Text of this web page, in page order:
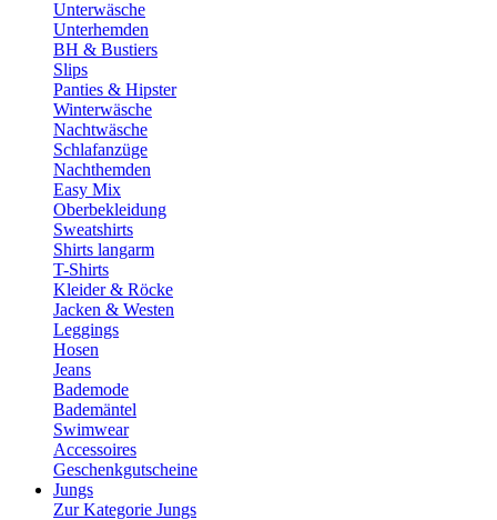
Unterwäsche
Unterhemden
BH & Bustiers
Slips
Panties & Hipster
Winterwäsche
Nachtwäsche
Schlafanzüge
Nachthemden
Easy Mix
Oberbekleidung
Sweatshirts
Shirts langarm
T-Shirts
Kleider & Röcke
Jacken & Westen
Leggings
Hosen
Jeans
Bademode
Bademäntel
Swimwear
Accessoires
Geschenkgutscheine
Jungs
Zur Kategorie Jungs